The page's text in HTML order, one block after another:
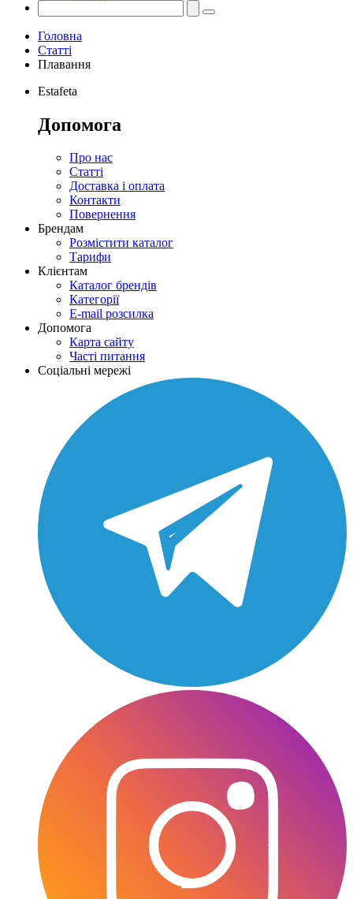
Головна
Статті
Плавання
Estafeta
Допомога
Про нас
Статті
Доставка і оплата
Контакти
Повернення
Брендам
Розмістити каталог
Тарифи
Клієнтам
Каталог брендів
Категорії
E-mail розсилка
Допомога
Карта сайту
Часті питання
Соціальні мережі